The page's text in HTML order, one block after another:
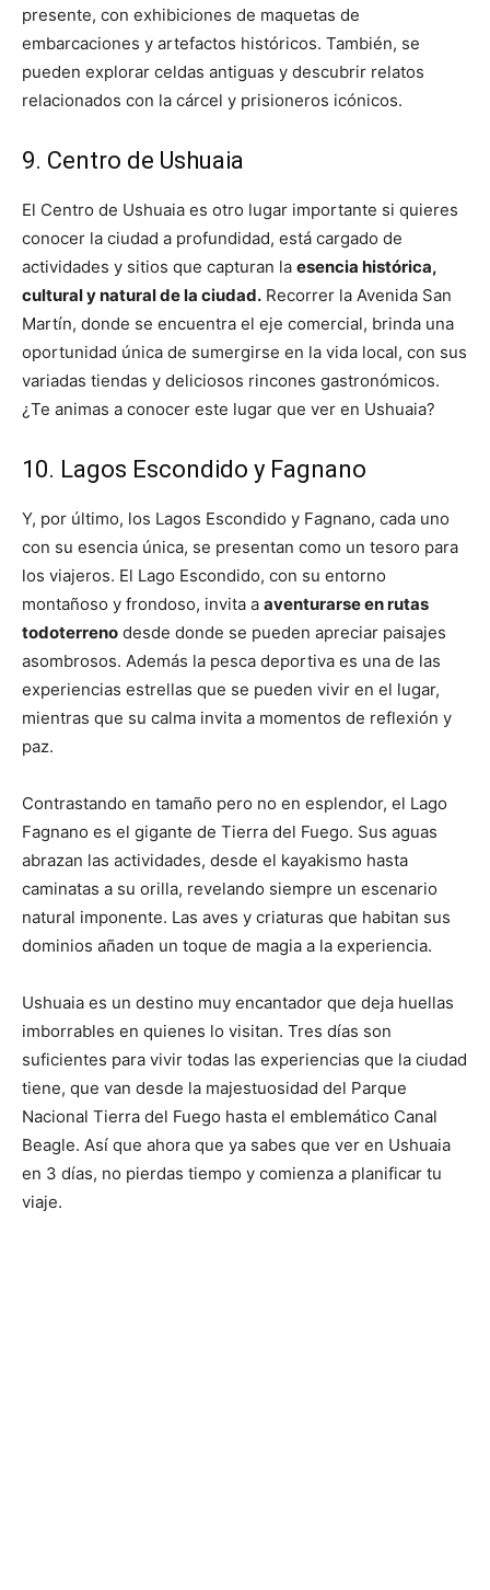
presente, con exhibiciones de maquetas de
embarcaciones y artefactos históricos. También, se
pueden explorar celdas antiguas y descubrir relatos
relacionados con la cárcel y prisioneros icónicos.
9. Centro de Ushuaia
El Centro de Ushuaia es otro lugar importante si quieres
conocer la ciudad a profundidad, está cargado de
actividades y sitios que capturan la esencia histórica,
cultural y natural de la ciudad. Recorrer la Avenida San
Martín, donde se encuentra el eje comercial, brinda una
oportunidad única de sumergirse en la vida local, con sus
variadas tiendas y deliciosos rincones gastronómicos.
¿Te animas a conocer este lugar que ver en Ushuaia?
10. Lagos Escondido y Fagnano
Y, por último, los Lagos Escondido y Fagnano, cada uno
con su esencia única, se presentan como un tesoro para
los viajeros. El Lago Escondido, con su entorno
montañoso y frondoso, invita a aventurarse en rutas
todoterreno desde donde se pueden apreciar paisajes
asombrosos. Además la pesca deportiva es una de las
experiencias estrellas que se pueden vivir en el lugar,
mientras que su calma invita a momentos de reflexión y
paz.
Contrastando en tamaño pero no en esplendor, el Lago
Fagnano es el gigante de Tierra del Fuego. Sus aguas
abrazan las actividades, desde el kayakismo hasta
caminatas a su orilla, revelando siempre un escenario
natural imponente. Las aves y criaturas que habitan sus
dominios añaden un toque de magia a la experiencia.
Ushuaia es un destino muy encantador que deja huellas
imborrables en quienes lo visitan. Tres días son
suficientes para vivir todas las experiencias que la ciudad
tiene, que van desde la majestuosidad del Parque
Nacional Tierra del Fuego hasta el emblemático Canal
Beagle. Así que ahora que ya sabes que ver en Ushuaia
en 3 días, no pierdas tiempo y comienza a planificar tu
viaje.